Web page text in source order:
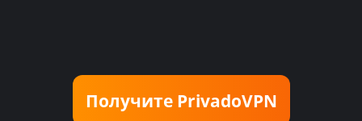
Получите PrivadoVPN